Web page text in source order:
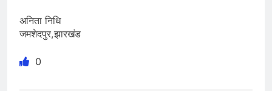
अनिता निधि
जमशेदपुर,झारखंड
0